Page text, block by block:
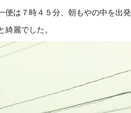
便は７時４５分、朝もやの中を出発
綺麗でした。